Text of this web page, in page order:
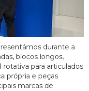
durante a
blocos longos,
para articulados
própria e peças
marcas de